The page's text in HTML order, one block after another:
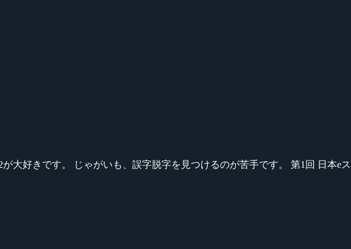
が大好きです。 じゃがいも、誤字脱字を見つけるのが苦手です。 第1回 日本e